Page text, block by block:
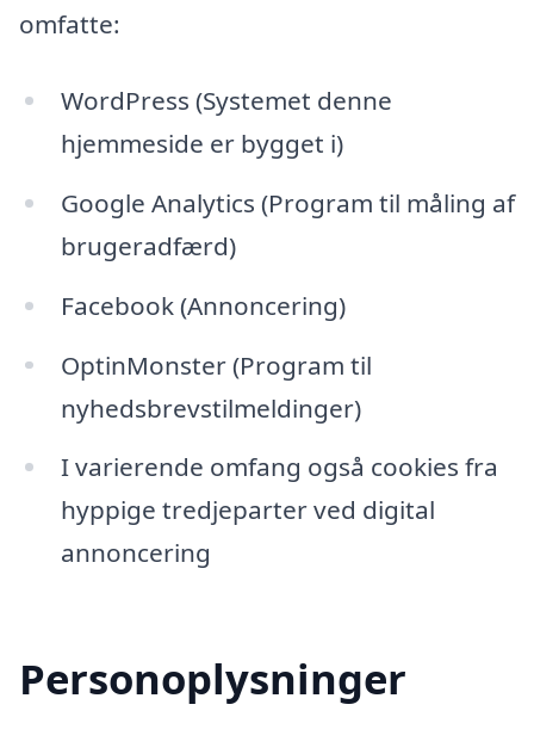
omfatte:
WordPress (Systemet denne
hjemmeside er bygget i)
Google Analytics (Program til måling af
brugeradfærd)
Facebook (Annoncering)
OptinMonster (Program til
nyhedsbrevstilmeldinger)
I varierende omfang også cookies fra
hyppige tredjeparter ved digital
annoncering
Personoplysninger